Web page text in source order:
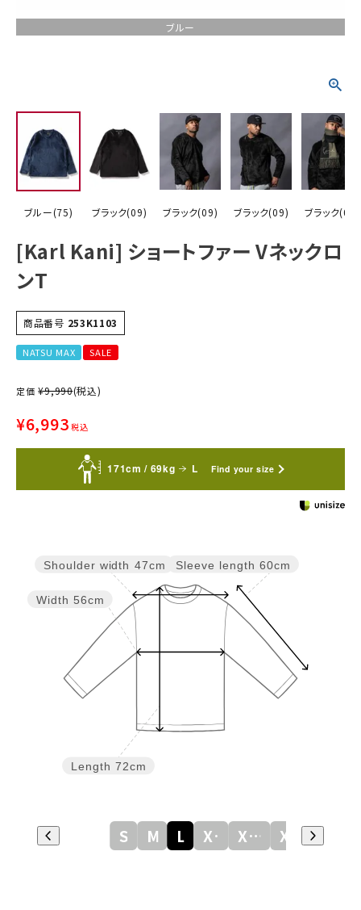
ブルー
ブルー(75) ブラック(09) ブラック(09) ブラック(09) ブラック(09)
[Karl Kani] ショートファー Vネックロ
ンT
商品番号 253K1103
NATSU MAX SALE
定価 ¥9,990(税込)
¥6,993 税込
171cm / 69kg L Find your size
Sleeve length 60cm
Length 72cm
Width 56cm
Shoulder width 47cm
XL XXL XXXL